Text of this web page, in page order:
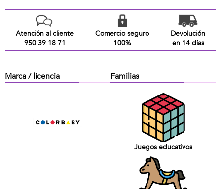
Atención al cliente
950 39 18 71
Comercio seguro
100%
Devolución
en 14 días
Marca / licencia Familias
Juegos educativos